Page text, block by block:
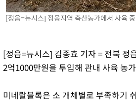
강인, 오늘 서울서 AT마드리드 입단식…'전례
20도, 저긴 50도'…열화상 카메라로 본 폭염
[정읍=뉴시스] 정읍지역 축산농가에서 사육
[정읍=뉴시스] 김종효 기자 = 전북 정
2억1000만원을 투입해 관내 사육 농
미네랄블록은 소 개체별로 부족하기